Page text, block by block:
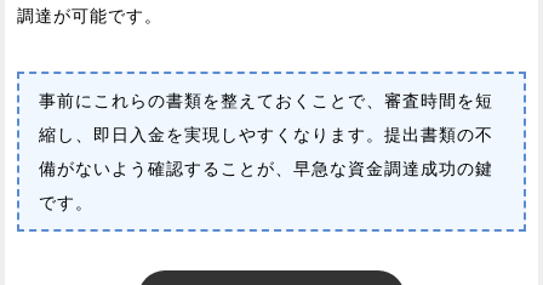
調達が可能です​。
事前にこれらの書類を整えておくことで、審査時間を短
縮し、即日入金を実現しやすくなります。提出書類の不
備がないよう確認することが、早急な資金調達成功の鍵
です。